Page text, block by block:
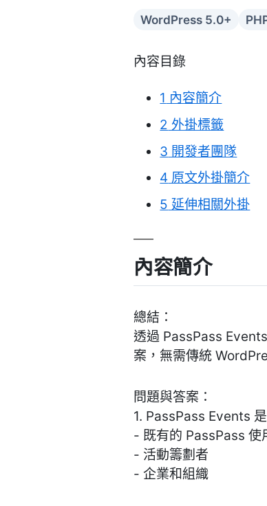
WordPress 5.0+
內容目錄
1 內容簡介
2 外掛標籤
3 開發者團隊
4 原文外掛簡介
5 延伸相關外掛
內容簡介
總結：
透過 PassPass
案，無需傳統
問題與答案：
1. PassPass Events
- 既有的 PassPass 使
- 活動籌劃者
- 企業和組織